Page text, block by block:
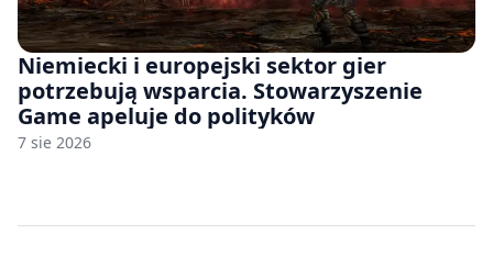
Niemiecki i europejski sektor gier
potrzebują wsparcia. Stowarzyszenie
Game apeluje do polityków
7 sie 2026